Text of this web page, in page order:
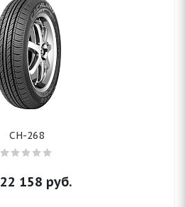
CH-268
22 158 руб.